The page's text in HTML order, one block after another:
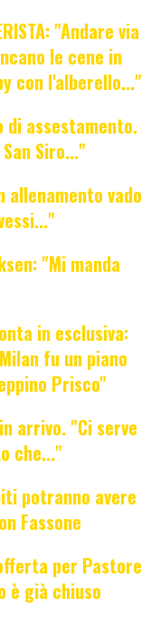
"Andare via
le cene in
con l'alberello..."
di assestamento.
Siro..."
allenamento vado
"Mi manda
in esclusiva:
fu un piano
Prisco"
arrivo. "Ci serve
che..."
potranno avere
Fassone
per Pastore
è già chiuso